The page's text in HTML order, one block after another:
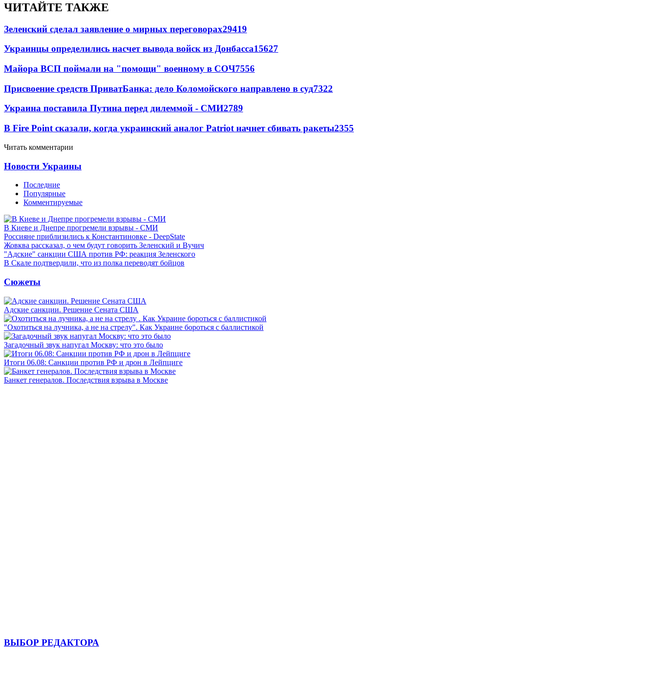
ЧИТАЙТЕ ТАКЖЕ
Зеленский сделал заявление о мирных переговорах29419
Украинцы определились насчет вывода войск из Донбасса15627
Майора ВСП поймали на "помощи" военному в СОЧ7556
Присвоение средств ПриватБанка: дело Коломойского направлено в суд7322
Украина поставила Путина перед дилеммой - СМИ2789
В Fire Point сказали, когда украинский аналог Patriot начнет сбивать ракеты2355
Читать комментарии
Новости Украины
Последние
Популярные
Комментируемые
В Киеве и Днепре прогремели взрывы - СМИ
Россияне приблизились к Константиновке - DeepState
Жовква рассказал, о чем будут говорить Зеленский и Вучич
"Адские" санкции США против РФ: реакция Зеленского
В Скале подтвердили, что из полка переводят бойцов
Сюжеты
Адские санкции. Решение Сената США
"Охотиться на лучника, а не на стрелу". Как Украине бороться с баллистикой
Загадочный звук напугал Москву: что это было
Итоги 06.08: Санкции против РФ и дрон в Лейпциге
Банкет генералов. Последствия взрыва в Москве
ВЫБОР РЕДАКТОРА